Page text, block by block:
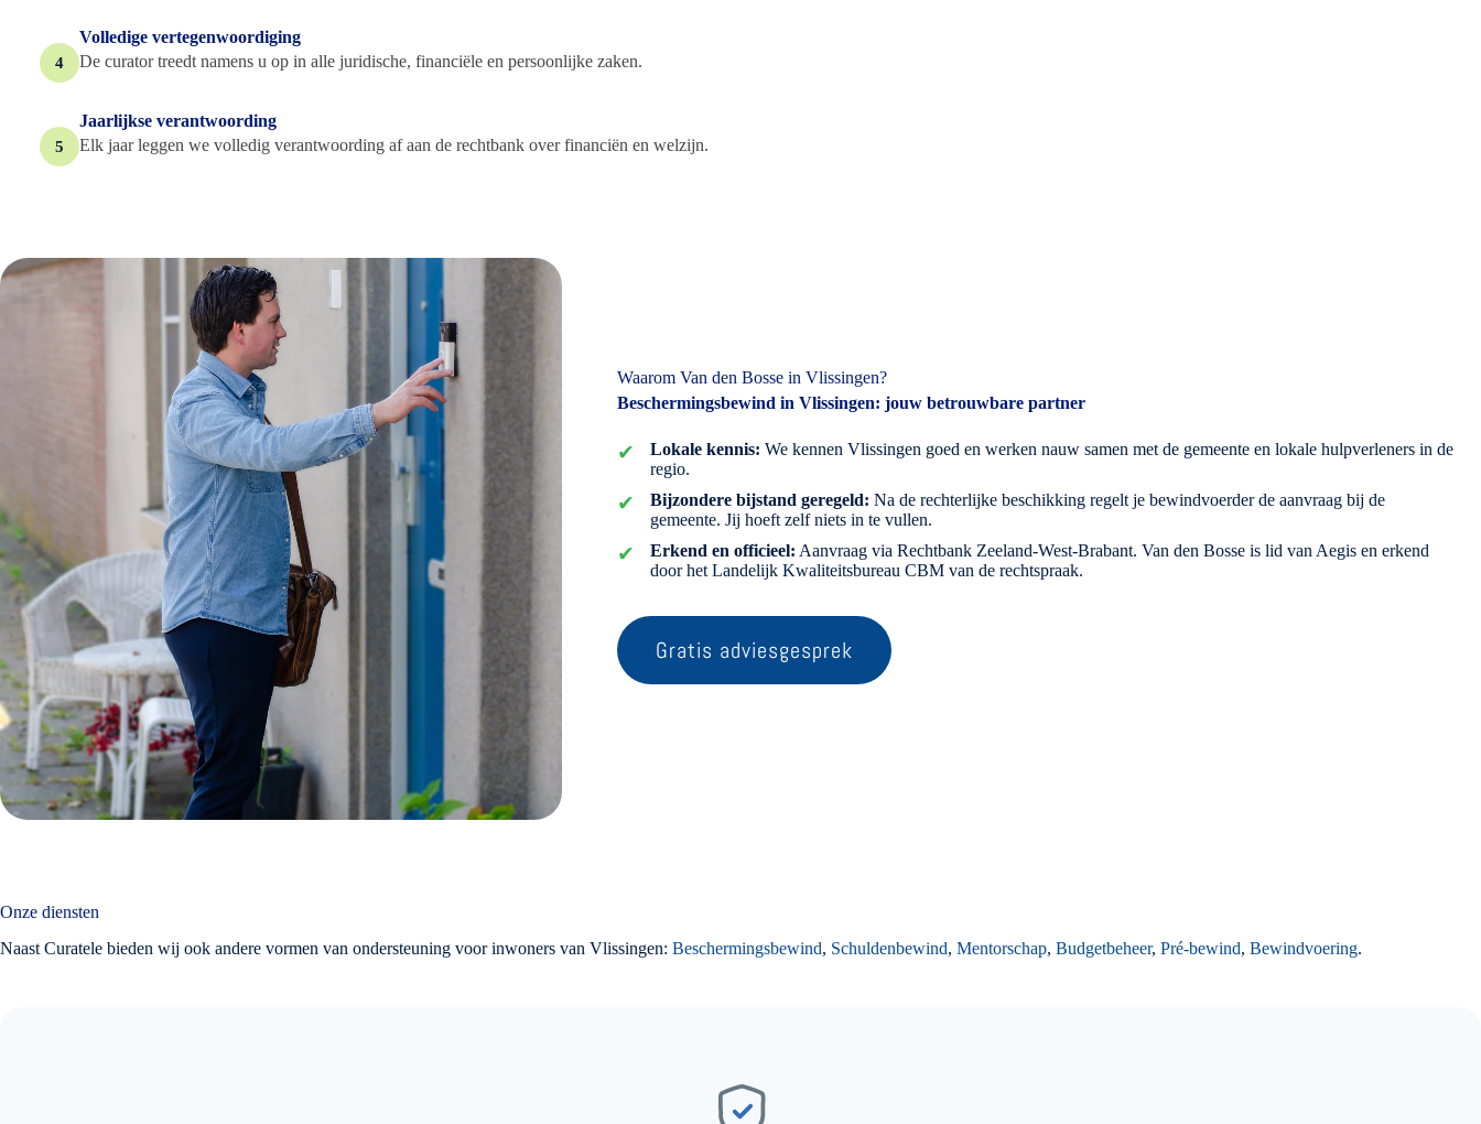
4
Volledige vertegenwoordiging
De curator treedt namens u op in alle juridische, financiële en persoonlijke zaken.
5
Jaarlijkse verantwoording
Elk jaar leggen we volledig verantwoording af aan de rechtbank over financiën en welzijn.
Waarom Van den Bosse in Vlissingen?
Beschermingsbewind in Vlissingen: jouw betrouwbare partner
Lokale kennis: We kennen Vlissingen goed en werken nauw samen met de gemeente en lokale hulpverleners in de
regio.
Bijzondere bijstand geregeld: Na de rechterlijke beschikking regelt je bewindvoerder de aanvraag bij de
gemeente. Jij hoeft zelf niets in te vullen.
Erkend en officieel: Aanvraag via Rechtbank Zeeland-West-Brabant. Van den Bosse is lid van Aegis en erkend
door het Landelijk Kwaliteitsbureau CBM van de rechtspraak.
Gratis adviesgesprek
Onze diensten
Naast Curatele bieden wij ook andere vormen van ondersteuning voor inwoners van Vlissingen: Beschermingsbewind, Schuldenbewind, Mentorschap, Budgetbeheer, Pré-bewind, Bewindvoering.